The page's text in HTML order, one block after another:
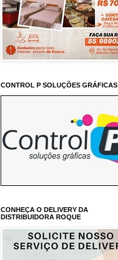
CONTROL P SOLUÇÕES GRÁFICAS
CONHEÇA O DELIVERY DA
DISTRIBUIDORA ROQUE